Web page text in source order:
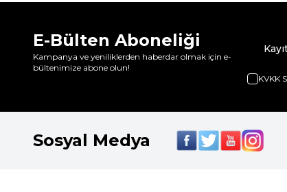
E-Bülten Aboneliği
Kampanya ve yeniliklerden haberdar olmak için e-
bültenimize abone olun!
KVKK
Sosyal Medya